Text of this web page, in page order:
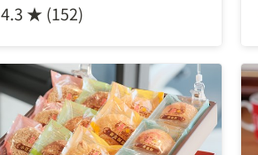
4.3 ★ (152)